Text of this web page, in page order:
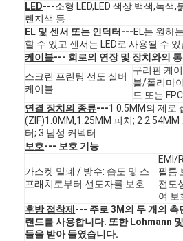
제품
비디오
VR 쇼
우리 에 관한 것
공장 투어
품질 관리
뉴스
LED---소형 LED,LED 색상:백색,녹색
렌지색 등
EL 및 센서 또는 인덕터 ---EL는 원하
할 수 있고 센서는 LED로 사용될 수 있
케이블--- 회로의 연장 및 장치와의
스크린 프린팅 선도 실버
케이블
구리판 케이
블/폴리마이
드 또는 FPC
연결 장치의 종류---1 0.5MM의 제로
(ZIF)1.0MM,1.25MM 피치; 2 2.54MM
터; 3 남성 커넥터
보호--- 보호 기능
가스켓 밀폐 / 방수: 습도 및 스
프래치로부터 선도자를 보호
EMI/
필름
전도
여 보
후방 접착제 --- 주로 3M의 두 개의 측
랜드를 사용합니다. 또한 Lohmann
들을 받아 들였습니다.